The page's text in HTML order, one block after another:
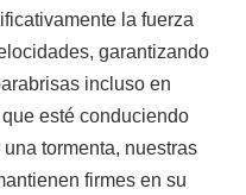
中文
la fuerza
garantizando
incluso en
esté conduciendo
tormenta, nuestras
firmes en su